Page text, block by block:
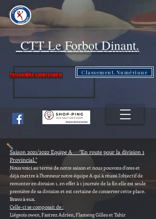
CTT Le Forbot Dinant.
Persoonlijke spelersruimte Classement.Numérique
Saison 2021/2022 Equipe A "En route pour la division 1
Provincial."
Nous voici au termedenotre saison et nous pouvons d'ores et
déjà mettre à l'honneur notre équipe A qui à réussi l'objectif de
remonter en division 1, en effet à 1 journée de la fin elle est seule
première de sa division et est certaine de conserver cette place.
Bravo à eux.
Celle-ci se composaitde :
Liégeois owen, Fastrez Adrien, Flameng Gilles et Tahir